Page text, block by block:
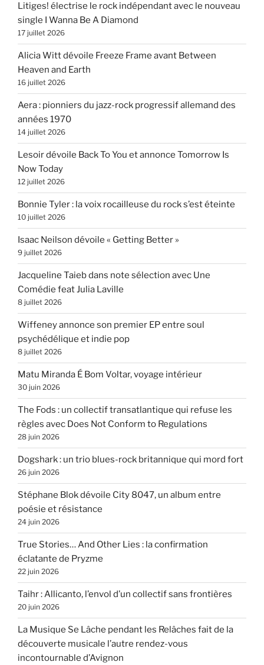
Litiges! électrise le rock indépendant avec le nouveau
single I Wanna Be A Diamond
17 juillet 2026
Alicia Witt dévoile Freeze Frame avant Between
Heaven and Earth
16 juillet 2026
Aera : pionniers du jazz-rock progressif allemand des
années 1970
14 juillet 2026
Lesoir dévoile Back To You et annonce Tomorrow Is
Now Today
12 juillet 2026
Bonnie Tyler : la voix rocailleuse du rock s’est éteinte
10 juillet 2026
Isaac Neilson dévoile « Getting Better »
9 juillet 2026
Jacqueline Taieb dans note sélection avec Une
Comédie feat Julia Laville
8 juillet 2026
Wiffeney annonce son premier EP entre soul
psychédélique et indie pop
8 juillet 2026
Matu Miranda É Bom Voltar, voyage intérieur
30 juin 2026
The Fods : un collectif transatlantique qui refuse les
règles avec Does Not Conform to Regulations
28 juin 2026
Dogshark : un trio blues-rock britannique qui mord fort
26 juin 2026
Stéphane Blok dévoile City 8047, un album entre
poésie et résistance
24 juin 2026
True Stories… And Other Lies : la confirmation
éclatante de Pryzme
22 juin 2026
Taihr : Allicanto, l’envol d’un collectif sans frontières
20 juin 2026
La Musique Se Lâche pendant les Relâches fait de la
découverte musicale l’autre rendez-vous
incontournable d’Avignon